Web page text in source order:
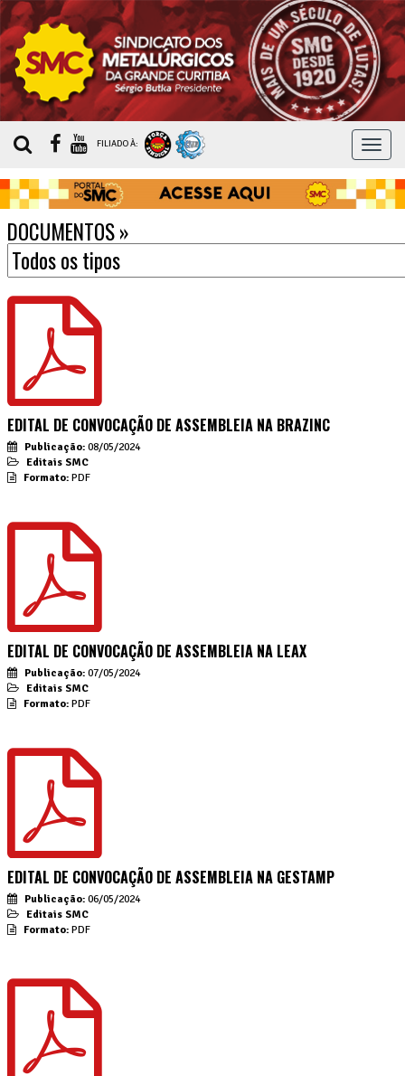
MENU
FILIADO À:
DOCUMENTOS»
EDITAL DE CONVOCAÇÃO DE ASSEMBLEIA NA BRAZINC
Publicação: 08/05/2024
Editais SMC
Formato: PDF
EDITAL DE CONVOCAÇÃO DE ASSEMBLEIA NA LEAX
Publicação: 07/05/2024
Editais SMC
Formato: PDF
EDITAL DE CONVOCAÇÃO DE ASSEMBLEIA NA GESTAMP
Publicação: 06/05/2024
Editais SMC
Formato: PDF